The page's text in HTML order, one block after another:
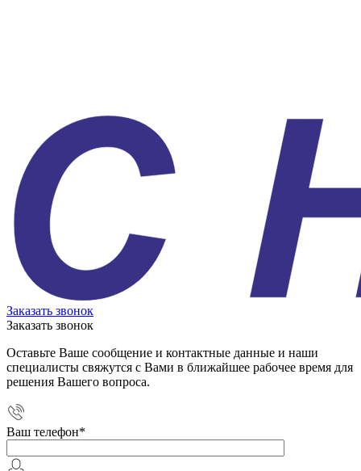
Заказать звонок
Заказать звонок
Оставьте Ваше сообщение и контактные данные и наши
специалисты свяжутся с Вами в ближайшее рабочее время для
решения Вашего вопроса.
Ваш телефон*